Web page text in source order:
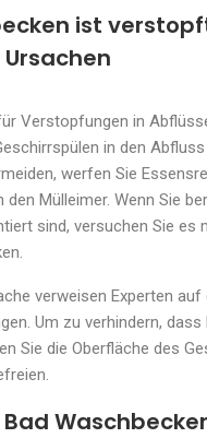
ist
Verstopfungen in
in den
werfen Sie
Mülleimer. Wenn Sie
sind, versuchen Sie es
verweisen Experten auf
Um zu verhindern, dass
Sie die Oberfläche des